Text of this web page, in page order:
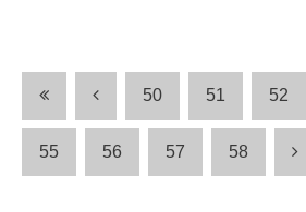
50 51 52
55 56 57 58